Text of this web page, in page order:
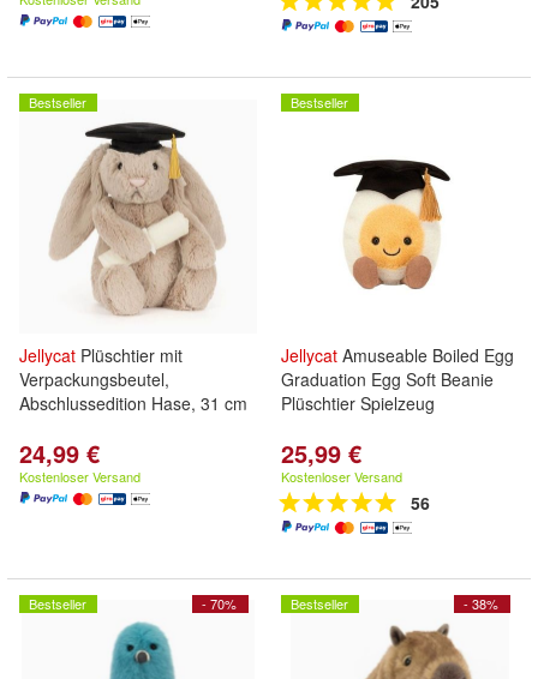
Bestseller
Jellycat Plüschtier mit
Verpackungsbeutel,
Abschlussedition Hase, 31 cm
24,99 €
Kostenloser Versand
Bestseller
Jellycat Amuseable Boiled Egg
Graduation Egg Soft Beanie
Plüschtier Spielzeug
25,99 €
Kostenloser Versand
56
- 70%
Bestseller - 38%
Bestseller